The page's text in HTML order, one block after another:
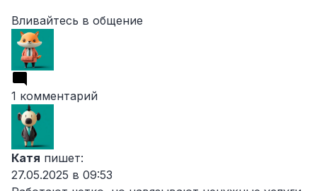
Вливайтесь в общение
1 комментарий
Катя пишет:
27.05.2025 в 09:53